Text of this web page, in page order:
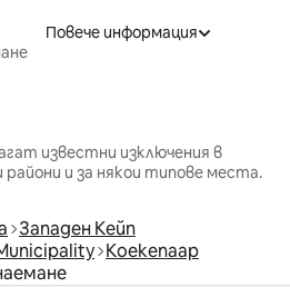
Повече информация
известни изключения в
райони и за някои типове места.
Западен Кейп
Koekenaap